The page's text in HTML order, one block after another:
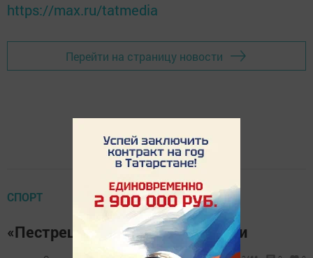
https://max.ru/tatmedia
Перейти на страницу новости
СПОРТ
«Пестрецы-Арена»: первые шаги